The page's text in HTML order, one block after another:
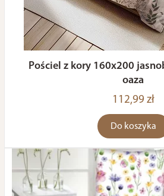
Pościel z kory 160x200
oaza
112,99 zł
Do koszyka